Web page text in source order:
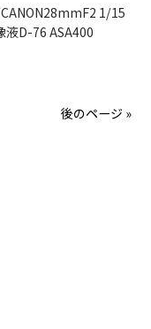
1/15
D-76 ASA400
後のページ »